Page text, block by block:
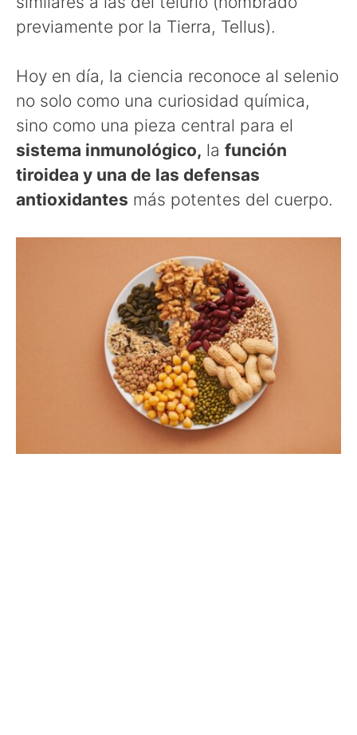
previamente por la Tierra, Tellus).
Hoy en día, la ciencia reconoce al selenio
no solo como una curiosidad química,
sino como una pieza central para el
sistema inmunológico, la función
tiroidea y una de las defensas
antioxidantes más potentes del cuerpo.